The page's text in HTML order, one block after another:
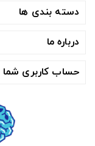
دسته بندی ها
درباره ما
حساب کاربری شما